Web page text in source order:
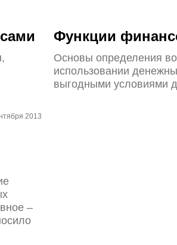
Функции
Основы определения
использовании
выгодными условиями
2013
–